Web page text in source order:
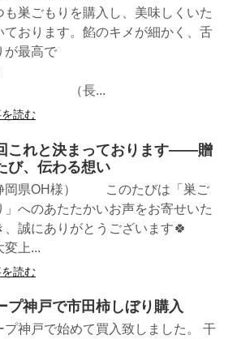
も巣ごもりを購入し、美味しくいた
ております。餡のキメが細かく、舌
が最高で
！
長...
読む
これと決まっております——贈
び、伝わる想い
岡県OH様） このたびは「巣ご
」へのあたたかいお声をお寄せいた
、誠にありがとうございます🍀
変上...
読む
プ神戸で市田柿しぼり購入
プ神戸で始めて買入致しました。 干